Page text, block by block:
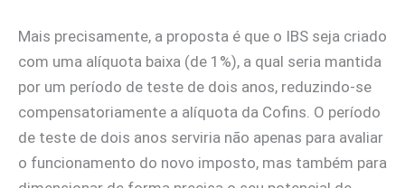
Mais precisamente, a proposta é que o IBS seja criado
com uma alíquota baixa (de 1%), a qual seria mantida
por um período de teste de dois anos, reduzindo-se
compensatoriamente a alíquota da Cofins. O período
de teste de dois anos serviria não apenas para avaliar
o funcionamento do novo imposto, mas também para